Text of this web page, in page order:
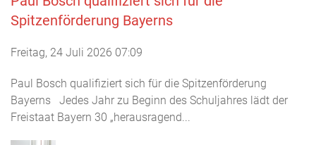
Spitzenförderung Bayerns
Freitag, 24 Juli 2026 07:09
Paul Bosch qualifiziert sich für die Spitzenförderung
Bayerns Jedes Jahr zu Beginn des Schuljahres lädt der
Freistaat Bayern 30 „herausragend...